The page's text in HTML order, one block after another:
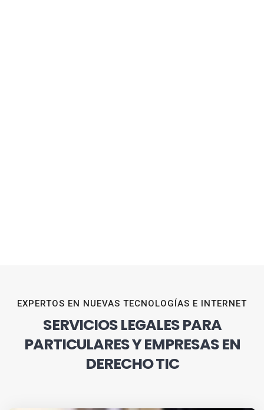
EXPERTOS EN NUEVAS TECNOLOGÍAS E INTERNET
SERVICIOS LEGALES PARA
PARTICULARES Y EMPRESAS EN
DERECHO TIC